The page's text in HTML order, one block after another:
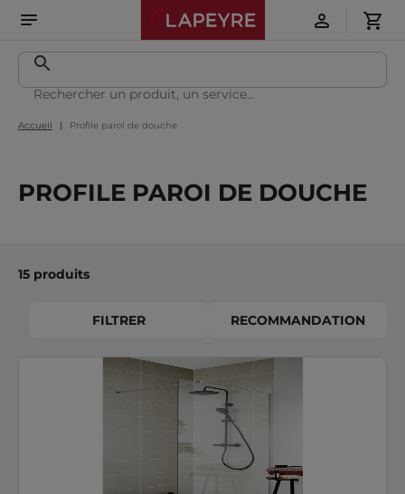
Accueil Profile paroi de douche
PROFILE PAROI DE DOUCHE
15 produits
FILTRER RECOMMANDATION